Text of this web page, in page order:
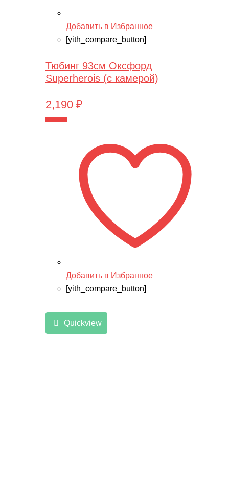
Добавить в Избранное
[yith_compare_button]
Тюбинг 93см Оксфорд
Superherois (с камерой)
2,190 ₽
Добавить в Избранное
[yith_compare_button]
Quickview